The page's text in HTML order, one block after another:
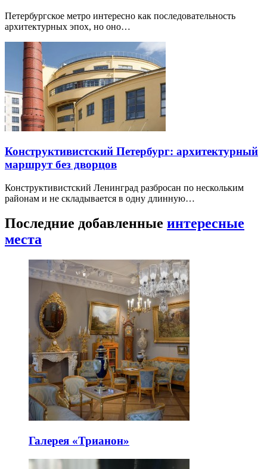
Петербургское метро интересно как последовательность
архитектурных эпох, но оно…
Конструктивистский Петербург: архитектурный
маршрут без дворцов
Конструктивистский Ленинград разбросан по нескольким
районам и не складывается в одну длинную…
Последние добавленные интересные
места
Галерея «Трианон»